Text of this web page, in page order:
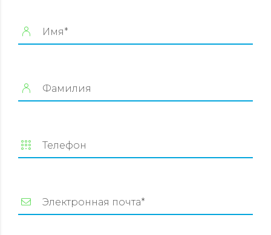
Имя*
Фамилия
Телефон
Электронная почта*